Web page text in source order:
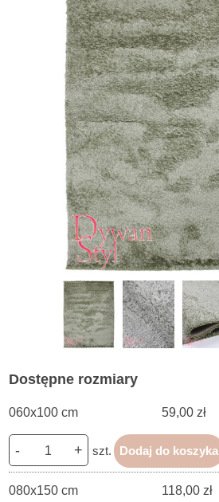
Dostępne rozmiary
060x100 cm 59,00 zł
- + szt. Dodaj do koszyka
080x150 cm 118,00 zł